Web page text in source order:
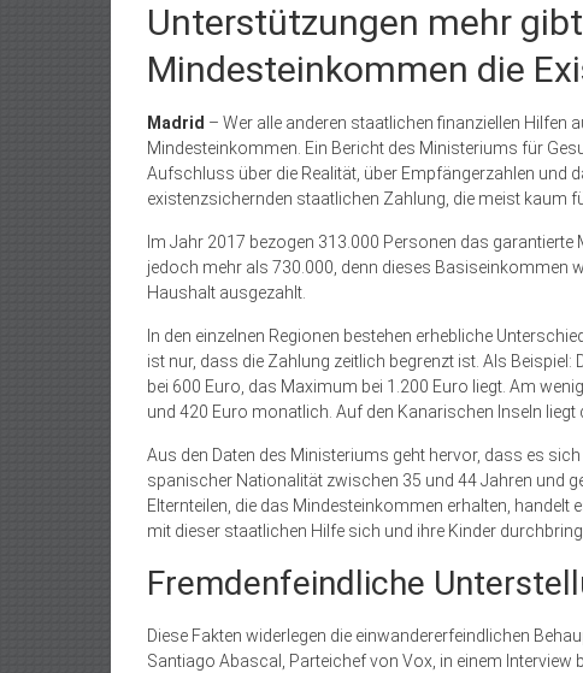
Unterstützungen mehr
Mindesteinkommen die
Madrid – Wer alle anderen staatlichen finanziellen Hilfen
Mindesteinkommen. Ein Bericht des Ministeriums für
Aufschluss über die Realität, über Empfängerzahlen und
existenzsichernden staatlichen Zahlung, die meist kaum
Im Jahr 2017 bezogen 313.000 Personen das
jedoch mehr als 730.000, denn dieses Basiseinkommen
Haushalt ausgezahlt.
In den einzelnen Regionen bestehen erhebliche
ist nur, dass die Zahlung zeitlich begrenzt ist. Als
bei 600 Euro, das Maximum bei 1.200 Euro liegt. Am
und 420 Euro monatlich. Auf den Kanarischen Inseln
Aus den Daten des Ministeriums geht hervor, dass es
spanischer Nationalität zwischen 35 und 44 Jahren und
Elternteilen, die das Mindesteinkommen erhalten,
mit dieser staatlichen Hilfe sich und ihre Kinder
Fremdenfeindliche
Diese Fakten widerlegen die einwandererfeindlichen
Santiago Abascal, Parteichef von Vox, in einem